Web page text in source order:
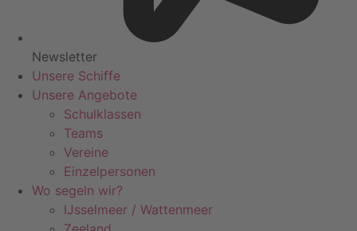
Newsletter
Unsere Schiffe
Unsere Angebote
Schulklassen
Teams
Vereine
Einzelpersonen
Wo segeln wir?
IJsselmeer / Wattenmeer